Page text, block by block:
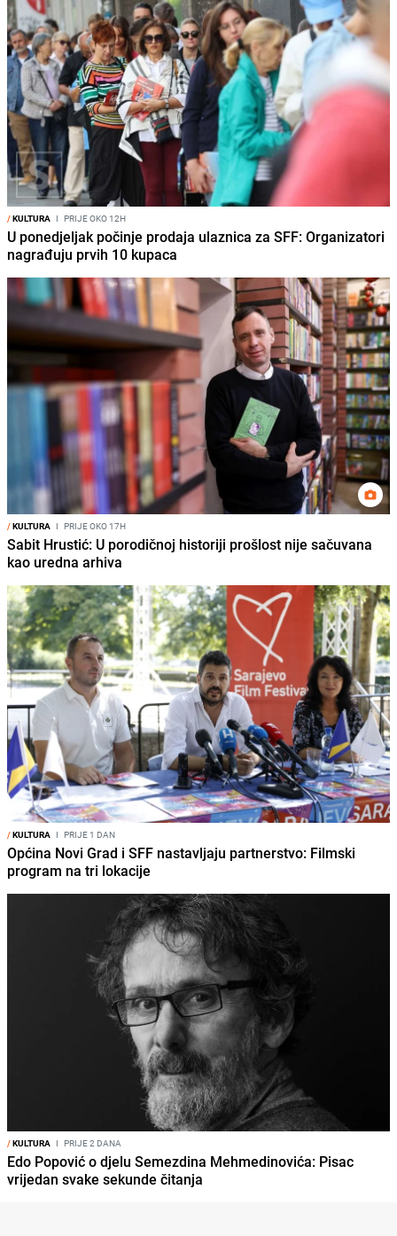
/KULTURA I PRIJE OKO 12H
U ponedjeljak počinje prodaja ulaznica za SFF: Organizatori
nagrađuju prvih 10 kupaca
/KULTURA I PRIJE OKO 17H
Sabit Hrustić: U porodičnoj historiji prošlost nije sačuvana
kao uredna arhiva
/KULTURA I PRIJE 1 DAN
Općina Novi Grad i SFF nastavljaju partnerstvo: Filmski
program na tri lokacije
/KULTURA I PRIJE 2 DANA
Edo Popović o djelu Semezdina Mehmedinovića: Pisac
vrijedan svake sekunde čitanja